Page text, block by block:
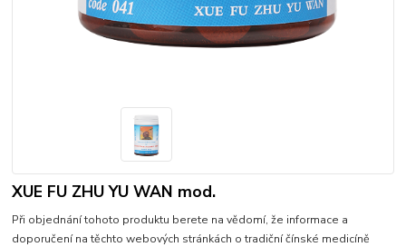
XUE FU ZHU YU WAN mod.
Při objednání tohoto produktu berete na vědomí, že informace a
doporučení na těchto webových stránkách o tradiční čínské medicíně